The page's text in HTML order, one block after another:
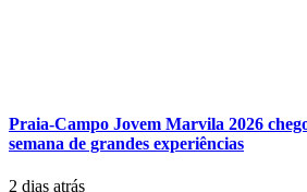
Praia-Campo Jovem Marvila 2026
semana de grandes experiências
2 dias atrás